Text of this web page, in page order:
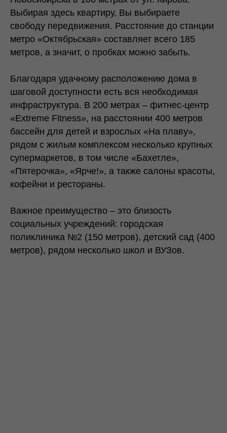
Выбирая здесь квартиру, Вы выбираете
свободу передвижения. Расстояние до станции
метро «Октябрьская» составляет всего 185
метров, а значит, о пробках можно забыть.
Благодаря удачному расположению дома в
шаговой доступности есть вся необходимая
инфраструктура. В 200 метрах – фитнес-центр
«Extreme Fitness», на расстоянии 400 метров
бассейн для детей и взрослых «На плаву»,
рядом с жилым комплексом несколько крупных
супермаркетов, в том числе «Бахетле»,
«Пятерочка», «Ярче!», а также салоны красоты,
кофейни и рестораны.
Важное преимущество – это близость
социальных учреждений: городская
поликлиника №2 (150 метров), детский сад (400
метров), рядом несколько школ и ВУЗов.